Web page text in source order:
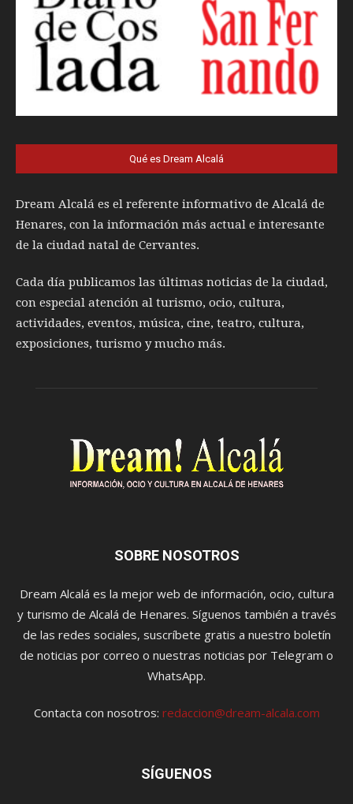
Qué es Dream Alcalá
Dream Alcalá es el referente informativo de Alcalá de
Henares, con la información más actual e interesante
de la ciudad natal de Cervantes.
Cada día publicamos las últimas noticias de la ciudad,
con especial atención al turismo, ocio, cultura,
actividades, eventos, música, cine, teatro, cultura,
exposiciones, turismo y mucho más.
SOBRE NOSOTROS
Dream Alcalá es la mejor web de información, ocio, cultura
y turismo de Alcalá de Henares. Síguenos también a través
de las redes sociales, suscríbete gratis a nuestro boletín
de noticias por correo o nuestras noticias por Telegram o
WhatsApp.
Contacta con nosotros: redaccion@dream-alcala.com
SÍGUENOS